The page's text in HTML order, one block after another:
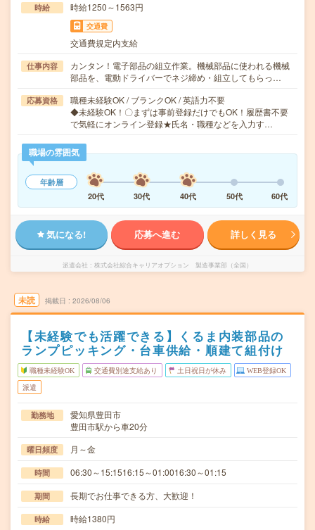
時給 時給1250～1563円
交通費
交通費規定内支給
仕事内容
カンタン！電子部品の組立作業。機械部品に使われる機械
部品を、電動ドライバーでネジ締め・組立してもらっ…
応募資格
職種未経験OK / ブランクOK / 英語力不要
◆未経験OK！〇まずは事前登録だけでもOK！履歴書不要
で気軽にオンライン登録★氏名・職種などを入力す…
職場の雰囲気
年齢層
20代
30代 40代 50代 60代
気になる! 応募へ進む 詳しく見る
派遣会社 株式会社綜合キャリアオプション 製造事業部（全国）
未読 掲載日 2026/08/06
【未経験でも活躍できる】くるま内装部品の
ランプピッキング・台車供給・順建て組付け
職種未経験OK 交通費別途支給あり 土日祝日が休み WEB登録OK
派遣
勤務地
愛知県豊田市
豊田市駅から車20分
曜日頻度 月～金
時間 06:30～15:1516:15～01:0016:30～01:15
期間 長期でお仕事できる方、大歓迎！
時給 時給1380円